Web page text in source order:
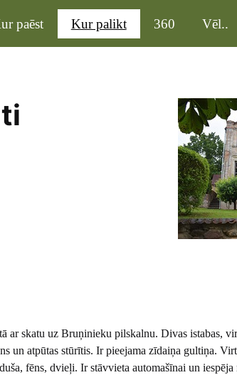
paēst Kur palikt 360 Vēl..
ar skatu uz Bruņinieku pilskalnu. Divas istabas,
un atpūtas stūrītis. Ir pieejama zīdaiņa gultiņa.
fēns, dvieļi. Ir stāvvieta automašīnai un